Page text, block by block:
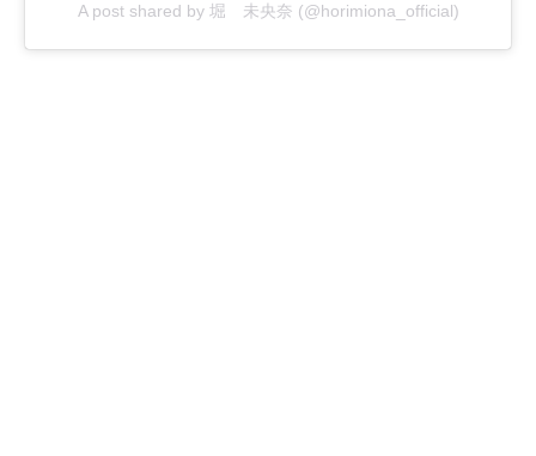
A post shared by 堀 未央奈 (@horimiona_official)